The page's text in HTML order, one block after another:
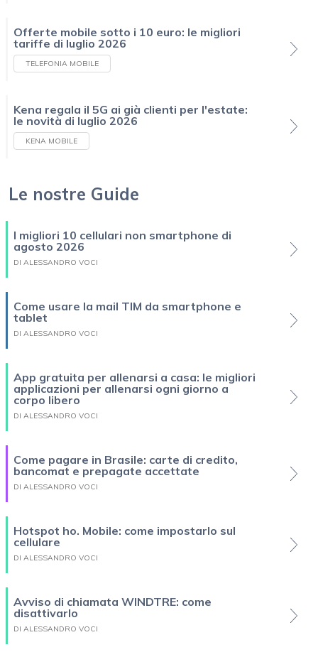
Offerte mobile sotto i 10 euro: le migliori
tariffe di luglio 2026
TELEFONIA MOBILE
Kena regala il 5G ai già clienti per l'estate:
le novità di luglio 2026
KENA MOBILE
Le nostre Guide
I migliori 10 cellulari non smartphone di
agosto 2026
DI ALESSANDRO VOCI
Come usare la mail TIM da smartphone e
tablet
DI ALESSANDRO VOCI
App gratuita per allenarsi a casa: le migliori
applicazioni per allenarsi ogni giorno a
corpo libero
DI ALESSANDRO VOCI
Come pagare in Brasile: carte di credito,
bancomat e prepagate accettate
DI ALESSANDRO VOCI
Hotspot ho. Mobile: come impostarlo sul
cellulare
DI ALESSANDRO VOCI
Avviso di chiamata WINDTRE: come
disattivarlo
DI ALESSANDRO VOCI